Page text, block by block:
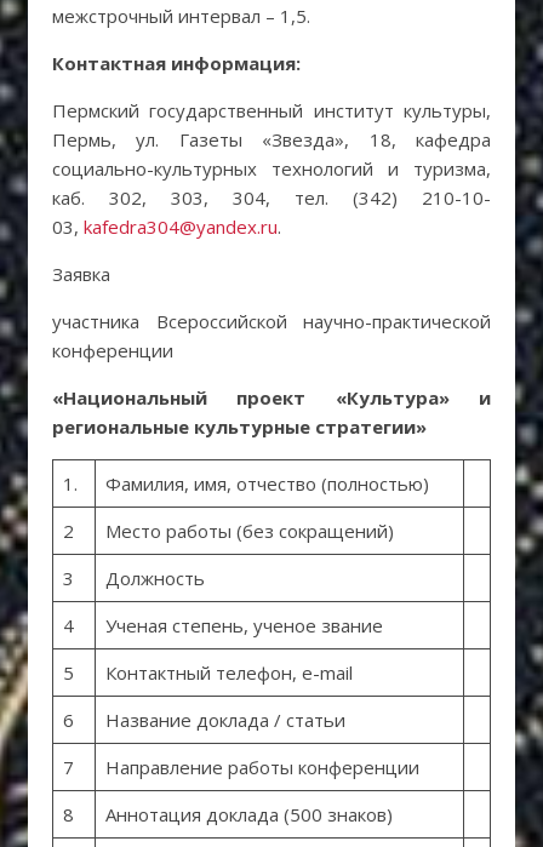
межстрочный интервал – 1,5.
Контактная информация:
Пермский государственный институт культуры,
Пермь, ул. Газеты «Звезда», 18, кафедра
социально-культурных технологий и туризма,
каб. 302, 303, 304, тел. (342) 210-10-
03, kafedra304@yandex.ru.
Заявка
участника Всероссийской научно-практической
конференции
«Национальный проект «Культура» и
региональные культурные стратегии»
1.
Фамилия, имя, отчество (полностью)
2
Место работы (без сокращений)
3
Должность
4
Ученая степень, ученое звание
5
Контактный телефон, e-mail
6
Название доклада / статьи
7
Направление работы конференции
8
Аннотация доклада (500 знаков)